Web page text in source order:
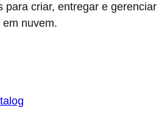
para criar, entregar e gerenciar
nuvem.